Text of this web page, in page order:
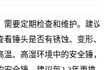
要定期检查和维护。建议
锤头是否有锈蚀、变形、
、高湿环境中的安全锤，